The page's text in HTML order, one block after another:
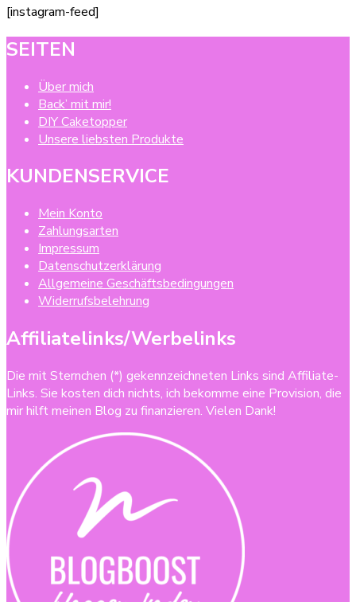
[instagram-feed]
SEITEN
Über mich
Back’ mit mir!
DIY Caketopper
Unsere liebsten Produkte
KUNDENSERVICE
Mein Konto
Zahlungsarten
Impressum
Datenschutzerklärung
Allgemeine Geschäftsbedingungen
Widerrufsbelehrung
Affiliatelinks/Werbelinks
Die mit Sternchen (*) gekennzeichneten Links sind Affiliate-
Links. Sie kosten dich nichts, ich bekomme eine Provision, die
mir hilft meinen Blog zu finanzieren. Vielen Dank!